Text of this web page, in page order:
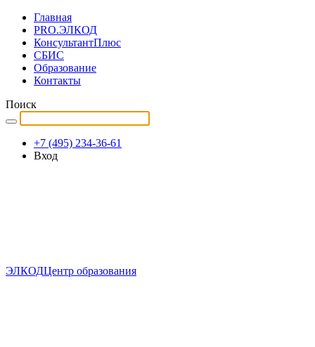
Главная
PRO.ЭЛКОД
КонсультантПлюс
СБИС
Образование
Контакты
Поиск
+7 (495) 234-36-61
Вход
ЭЛКОДЦентр образования